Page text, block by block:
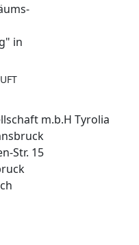
in
m.b.H Tyrolia
Str. 15